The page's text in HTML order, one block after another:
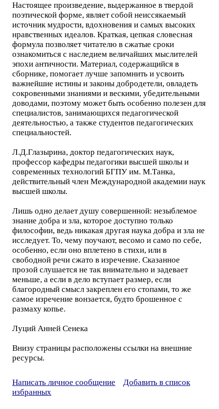
Настоящее произведение, выдержанное в твердой
поэтической форме, являет собой неиссякаемый
источник мудрости, вдохновения и самых высоких
нравственных идеалов. Краткая, цепкая словесная
формула позволяет читателю в сжатые сроки
ознакомиться с наследием величайших мыслителей
эпохи античности. Материал, содержащийся в
сборнике, помогает лучше запомнить и усвоить
важнейшие истины и законы добродетели, овладеть
сокровенными знаниями и вескими, убедительными
доводами, поэтому может быть особенно полезен для
специалистов, занимающихся педагогической
деятельностью, а также студентов педагогических
специальностей.
Л.Д.Глазырина, доктор педагогических наук,
профессор кафедры педагогики высшей школы и
современных технологий БГПУ им. М.Танка,
действительный член Международной академии наук
высшей школы.
Лишь одно делает душу совершенной: незыблемое
знание добра и зла, которое доступно только
философии, ведь никакая другая наука добра и зла не
исследует. То, чему поучают, весомо и само по себе,
особенно, если оно вплетено в стихи, или в
свободной речи сжато в изречение. Сказанное
прозой слушается не так внимательно и задевает
меньше, а если в дело вступает размер, если
благородный смысл закреплен его стопами, то же
самое изречение вонзается, будто брошенное с
размаху копье.
Луций Анней Сенека
Внизу страницы расположены ссылки на внешние
ресурсы.
Написать личное сообщение
Добавить в список
избранных